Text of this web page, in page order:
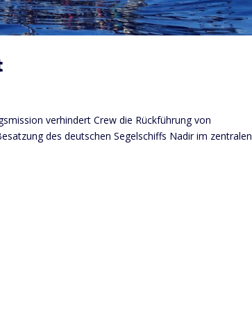
verhindert Crew die Rückführung von
des deutschen Segelschiffs Nadir im zentralen